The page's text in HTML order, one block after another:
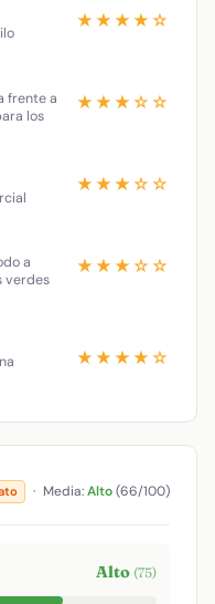
★★★★☆
frente a
los
★★★☆☆
★★★☆☆
a
verdes
★★★☆☆
★★★★☆
· Media:Alto(66/100)
Alto (75)